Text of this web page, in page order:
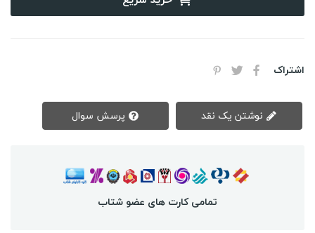
اشتراک
تمامی کارت های عضو شتاب